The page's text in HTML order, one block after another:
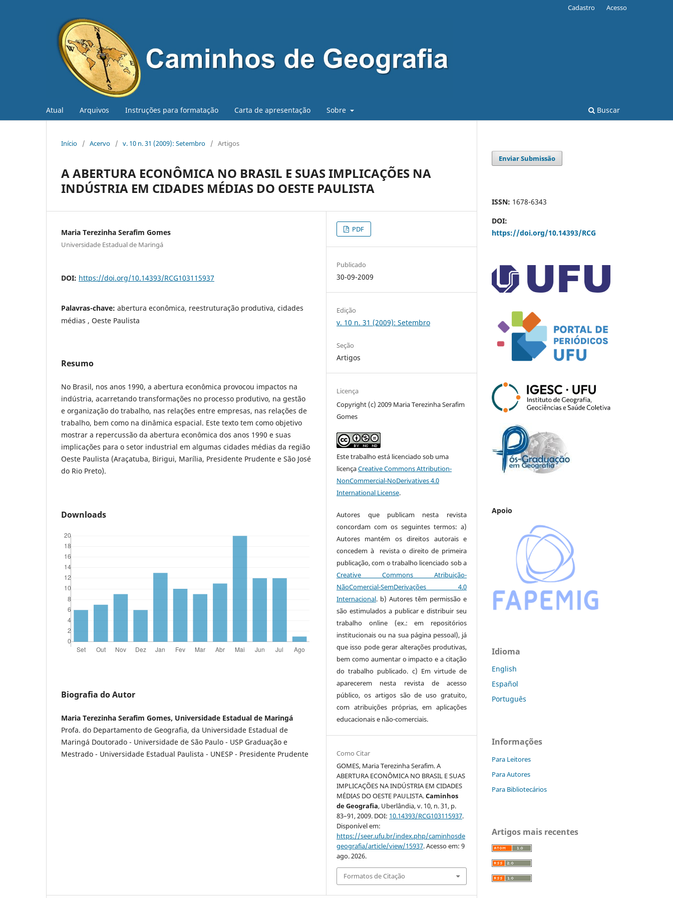
Atual Arquivos Instruções para formatação Carta de apresentação Sobre Buscar
Cadastro Acesso
Início / Acervo / v. 10 n. 31 (2009): Setembro / Artigos
A ABERTURA ECONÔMICA NO BRASIL E SUAS IMPLICAÇÕES NA
INDÚSTRIA EM CIDADES MÉDIAS DO OESTE PAULISTA
Maria Terezinha Serafim Gomes
Universidade Estadual de Maringá
DOI: https://doi.org/10.14393/RCG103115937
Palavras-chave: abertura econômica, reestruturação produtiva, cidades
médias , Oeste Paulista
Resumo
No Brasil, nos anos 1990, a abertura econômica provocou impactos na
indústria, acarretando transformações no processo produtivo, na gestão
e organização do trabalho, nas relações entre empresas, nas relações de
trabalho, bem como na dinâmica espacial. Este texto tem como objetivo
mostrar a repercussão da abertura econômica dos anos 1990 e suas
implicações para o setor industrial em algumas cidades médias da região
Oeste Paulista (Araçatuba, Birigui, Marília, Presidente Prudente e São José
do Rio Preto).
Downloads
Biografia do Autor
Maria Terezinha Serafim Gomes, Universidade Estadual de Maringá
Profa. do Departamento de Geografia, da Universidade Estadual de
Maringá Doutorado - Universidade de São Paulo - USP Graduação e
Mestrado - Universidade Estadual Paulista - UNESP - Presidente Prudente
PDF
Publicado
30-09-2009
Edição
v. 10 n. 31 (2009): Setembro
Seção
Artigos
Licença
Copyright (c) 2009 Maria Terezinha Serafim
Gomes
Este trabalho está licenciado sob uma
licençaCreative Commons Attribution-
NonCommercial-NoDerivatives 4.0
International License.
Autores que publicam nesta revista
concordam com os seguintes termos: a)
Autores mantém os direitos autorais e
concedem à revista o direito de primeira
publicação, com o trabalho licenciado sob a
Creative Commons Atribuição-
NãoComercial-SemDerivações 4.0
Internacional. b) Autores têm permissão e
são estimulados a publicar e distribuir seu
trabalho online (ex.: em repositórios
institucionais ou na sua página pessoal), já
que isso pode gerar alterações produtivas,
bem como aumentar o impacto e a citação
do trabalho publicado. c) Em virtude de
aparecerem nesta revista de acesso
público, os artigos são de uso gratuito,
com atribuições próprias, em aplicações
educacionais e não-comerciais.
Como Citar
GOMES, Maria Terezinha Serafim. A
ABERTURA ECONÔMICA NO BRASIL E SUAS
IMPLICAÇÕES NA INDÚSTRIA EM CIDADES
MÉDIAS DO OESTE PAULISTA.Caminhos
de Geografia, Uberlândia, v. 10, n. 31, p.
83–91, 2009. DOI: 10.14393/RCG103115937.
Disponível em:
https://seer.ufu.br/index.php/caminhosde
geografia/article/view/15937. Acesso em: 9
ago. 2026.
Formatos de Citação
Enviar Submissão
ISSN: 1678-6343
DOI:
https://doi.org/10.14393/RCG
Apoio
Idioma
English
Español
Português
Informações
Para Leitores
Para Autores
Para Bibliotecários
Artigos mais recentes